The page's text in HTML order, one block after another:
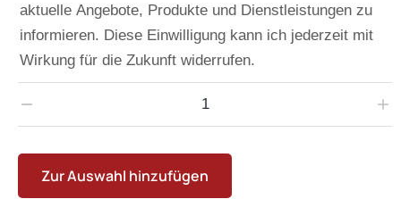
aktuelle Angebote, Produkte und Dienstleistungen zu
informieren. Diese Einwilligung kann ich jederzeit mit
Wirkung für die Zukunft widerrufen.
Zur Auswahl hinzufügen